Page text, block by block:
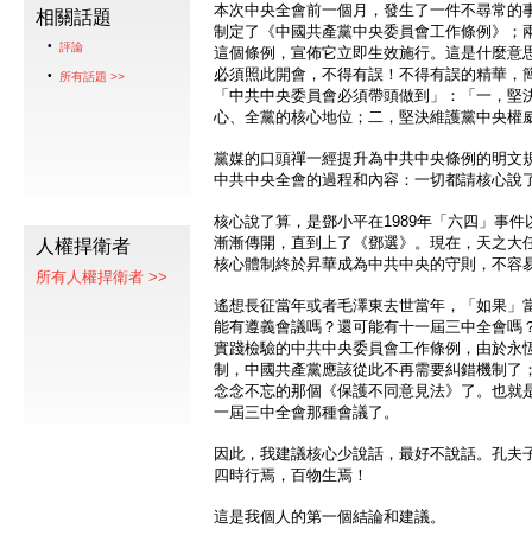
相關話題
評論
所有話題 >>
人權捍衛者
所有人權捍衛者 >>
本次中央全會前一個月，發生了一件不尋常
制定了《中國共產黨中央委員會工作條例》；
這個條例，宣佈它立即生效施行。這是什麼意
必須照此開會，不得有誤！不得有誤的精華，
「中共中央委員會必須帶頭做到」：「一，
心、全黨的核心地位；二，堅決維護黨中央權
黨媒的口頭禪一經提升為中共中央條例的明文
中共中央全會的過程和內容：一切都請核心說
核心說了算，是鄧小平在1989年「六四」事
漸漸傳開，直到上了《鄧選》。現在，天之大
核心體制終於昇華成為中共中央的守則，不容
遙想長征當年或者毛澤東去世當年，「如果」
能有遵義會議嗎？還可能有十一屆三中全會嗎
實踐檢驗的中共中央委員會工作條例，由於永
制，中國共產黨應該從此不再需要糾錯機制了
念念不忘的那個《保護不同意見法》了。也就
一屆三中全會那種會議了。
因此，我建議核心少說話，最好不說話。孔夫
四時行焉，百物生焉！
這是我個人的第一個結論和建議。